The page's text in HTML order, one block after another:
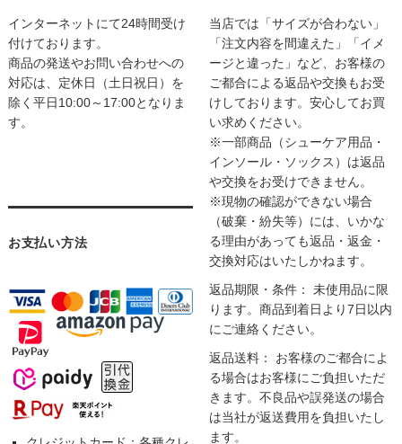
インターネットにて24時間受け
付けております。
商品の発送やお問い合わせへの
対応は、定休日（土日祝日）を
除く平日10:00～17:00となりま
す。
お支払い方法
当店では「サイズが合わない」
「注文内容を間違えた」「イメ
ージと違った」など、お客様の
ご都合による返品や交換もお受
けしております。安心してお買
い求めください。
※一部商品（シューケア用品・
インソール・ソックス）は返品
や交換をお受けできません。
※現物の確認ができない場合
（破棄・紛失等）には、いかな
る理由があっても返品・返金・
交換対応はいたしかねます。
返品期限・条件： 未使用品に限
ります。商品到着日より7日以内
にご連絡ください。
返品送料： お客様のご都合によ
る場合はお客様にご負担いただ
きます。不良品や誤発送の場合
は当社が返送費用を負担いたし
ます。